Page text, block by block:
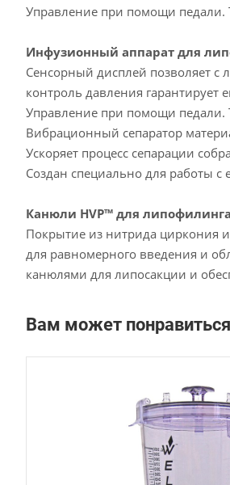
Управление при помощи педали.
Инфузионный аппарат для
Сенсорный дисплей позволяет с
контроль давления гарантирует
Управление при помощи педали.
Вибрационный сепаратор
Ускоряет процесс сепарации
Создан специально для работы
Канюли HVP™ для липофилинга
Покрытие из нитрида циркония
для равномерного введения и
канюлями для липосакции и
Вам может понравиться
Материал
металл/пластик
Объём, мл
1000 мл, ⁃ 2000 мл, ⁃